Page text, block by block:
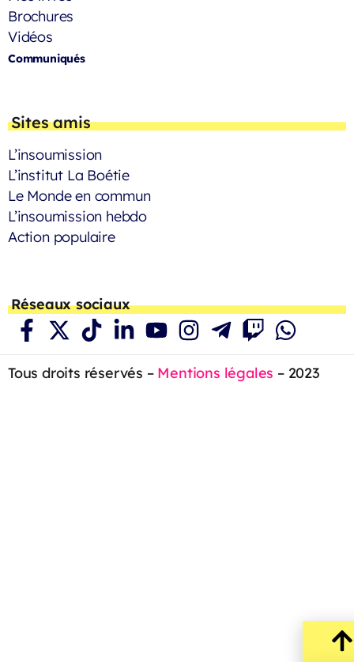
Brochures
Vidéos
Communiqués
Sites amis
L’insoumission
L’institut La Boétie
Le Monde en commun
L’insoumission hebdo
Action populaire
Réseaux sociaux
Tous droits réservés – Mentions légales – 2023